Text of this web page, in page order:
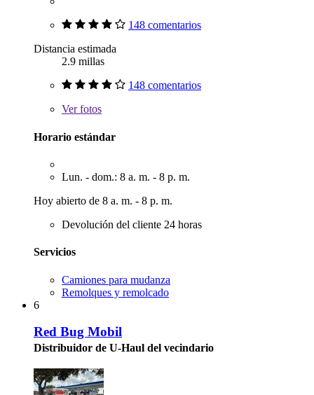
148 comentarios
Distancia estimada
2.9 millas
148 comentarios
Verfotos
Horario estándar
Lun. - dom.: 8 a. m. - 8 p. m.
Hoy abierto de 8 a. m. - 8 p. m.
Devolución del cliente 24 horas
Servicios
Camiones para mudanza
Remolques y remolcado
6
Red Bug Mobil
Distribuidor de U-Haul del vecindario